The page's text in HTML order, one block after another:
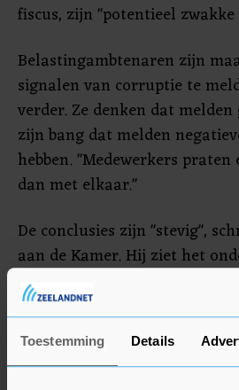
Toestemming Details
fiscus, zijn "potentieel zwakke
Belastingambtenaren zijn
signalen van corruptie te
verder. Ze denken dat
zijn bang dat melden
hebben. "Medewerkers
dan met elkaar."
De conclusies zijn "stevig",
aan de Kamer. Hij ziet het
aanmoediging om door te
programma om de
Belastingdienst te vergroten.
gegevensstromen goed in de